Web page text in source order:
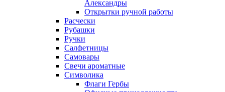
Александры
Открытки ручной работы
Расчески
Рубашки
Ручки
Салфетницы
Самовары
Свечи ароматные
Символика
Флаги Гербы